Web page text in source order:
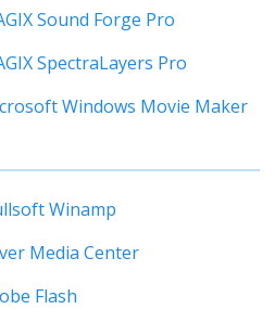
Sound Forge Pro
SpectraLayers Pro
Windows Movie Maker
Winamp
Media Center
Flash